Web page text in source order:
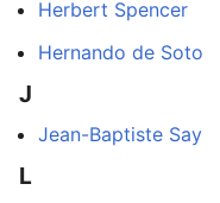
Herbert Spencer
Hernando de Soto
J
Jean-Baptiste Say
L